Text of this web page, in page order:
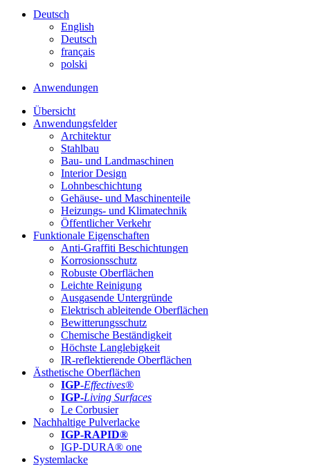
Deutsch
English
Deutsch
français
polski
Anwendungen
Übersicht
Anwendungsfelder
Architektur
Stahlbau
Bau- und Landmaschinen
Interior Design
Lohnbeschichtung
Gehäuse- und Maschinenteile
Heizungs- und Klimatechnik
Öffentlicher Verkehr
Funktionale Eigenschaften
Anti-Graffiti Beschichtungen
Korrosionsschutz
Robuste Oberflächen
Leichte Reinigung
Ausgasende Untergründe
Elektrisch ableitende Oberflächen
Bewitterungsschutz
Chemische Beständigkeit
Höchste Langlebigkeit
IR-reflektierende Oberflächen
Ästhetische Oberflächen
IGP-Effectives®
IGP-Living Surfaces
Le Corbusier
Nachhaltige Pulverlacke
IGP-RAPID®
IGP-DURA® one
Systemlacke